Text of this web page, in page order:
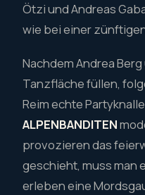
Ötzi und Andreas
wie bei einer
Nachdem Andrea
Tanzfläche füllen,
Reim echte
ALPENBANDITEN
provozieren das
geschieht, muss man
erleben eine